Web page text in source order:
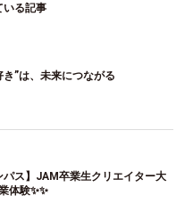
いる記事
き”は、未来につながる
パス】JAM卒業生クリエイター大
体験✨✨